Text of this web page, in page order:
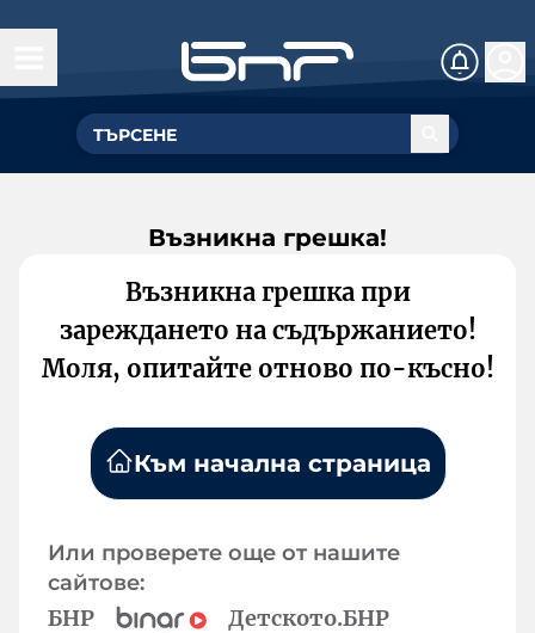
Възникна грешка!
Възникна грешка при
зареждането на съдържанието!
Моля, опитайте отново по-късно!
Към начална страница
Или проверете още от нашите
сайтове:
БНР
Детското.БНР